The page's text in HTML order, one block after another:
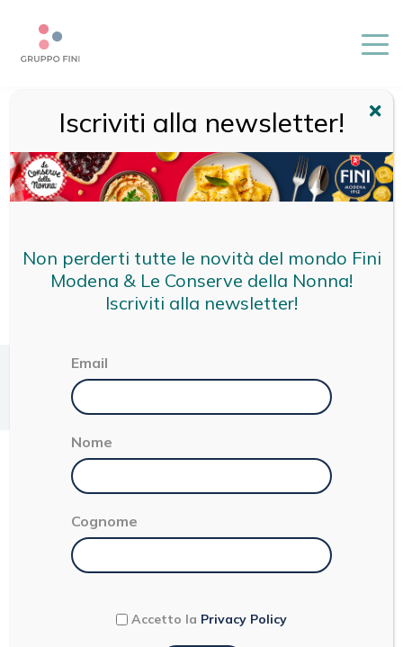
/ALLORO
< 1
ALLORO
Iscriviti alla newsletter!
Non perderti tutte le novità del mondo Fini
Modena & Le Conserve della Nonna!
Iscriviti alla newsletter!
Email
Nome
Cognome
Accetto la Privacy Policy